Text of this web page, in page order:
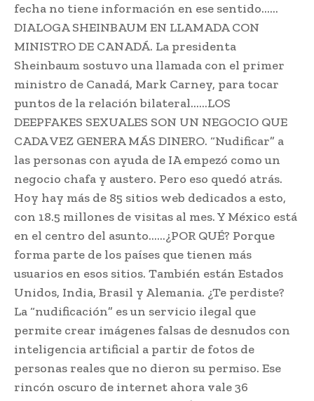
fecha no tiene información en ese sentido……
DIALOGA SHEINBAUM EN LLAMADA CON
MINISTRO DE CANADÁ. La presidenta
Sheinbaum sostuvo una llamada con el primer
ministro de Canadá, Mark Carney, para tocar
puntos de la relación bilateral……LOS
DEEPFAKES SEXUALES SON UN NEGOCIO QUE
CADA VEZ GENERA MÁS DINERO. “Nudificar” a
las personas con ayuda de IA empezó como un
negocio chafa y austero. Pero eso quedó atrás.
Hoy hay más de 85 sitios web dedicados a esto,
con 18.5 millones de visitas al mes. Y México está
en el centro del asunto……¿POR QUÉ? Porque
forma parte de los países que tienen más
usuarios en esos sitios. También están Estados
Unidos, India, Brasil y Alemania. ¿Te perdiste?
La “nudificación” es un servicio ilegal que
permite crear imágenes falsas de desnudos con
inteligencia artificial a partir de fotos de
personas reales que no dieron su permiso. Ese
rincón oscuro de internet ahora vale 36